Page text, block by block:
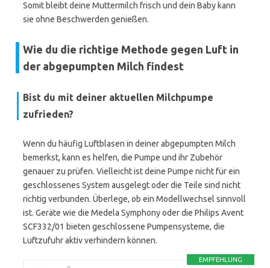
Somit bleibt deine Muttermilch frisch und dein Baby kann
sie ohne Beschwerden genießen.
Wie du die richtige Methode gegen Luft in
der abgepumpten Milch findest
Bist du mit deiner aktuellen Milchpumpe
zufrieden?
Wenn du häufig Luftblasen in deiner abgepumpten Milch
bemerkst, kann es helfen, die Pumpe und ihr Zubehör
genauer zu prüfen. Vielleicht ist deine Pumpe nicht für ein
geschlossenes System ausgelegt oder die Teile sind nicht
richtig verbunden. Überlege, ob ein Modellwechsel sinnvoll
ist. Geräte wie die Medela Symphony oder die Philips Avent
SCF332/01 bieten geschlossene Pumpensysteme, die
Luftzufuhr aktiv verhindern können.
EMPFEHLUNG